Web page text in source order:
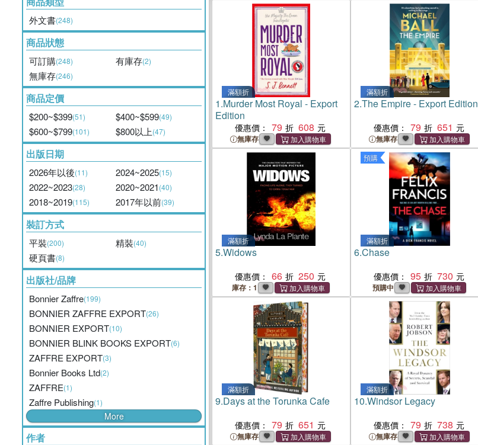
外文書(248)
商品狀態
可訂購(248) 有庫存(2)
無庫存(246)
商品定價
$200~$399(51) $400~$599(49)
$600~$799(101) $800以上(47)
出版日期
2026年以後(11) 2024~2025(15)
2022~2023(28) 2020~2021(40)
2018~2019(115) 2017年以前(39)
裝訂方式
平裝(200) 精裝(40)
硬頁書(8)
出版社/品牌
Bonnier Zaffre(199)
BONNIER ZAFFRE EXPORT(26)
BONNIER EXPORT(10)
BONNIER BLINK BOOKS EXPORT(6)
ZAFFRE EXPORT(3)
Bonnier Books Ltd(2)
ZAFFRE(1)
Zaffre Publishing(1)
More
作者
滿額折
1.Murder Most Royal - Export
Edition
優惠價： 79 608
無庫存
滿額折
2.The Empire - Export Edition
優惠價： 79 651
無庫存
滿額折
5.Widows
優惠價： 66 250
庫存：1
預購
滿額折
6.Chase
優惠價： 95 730
預購中
滿額折
9.Days at the Torunka Cafe
優惠價： 79 651
無庫存
滿額折
10.Windsor Legacy
優惠價： 79 738
無庫存